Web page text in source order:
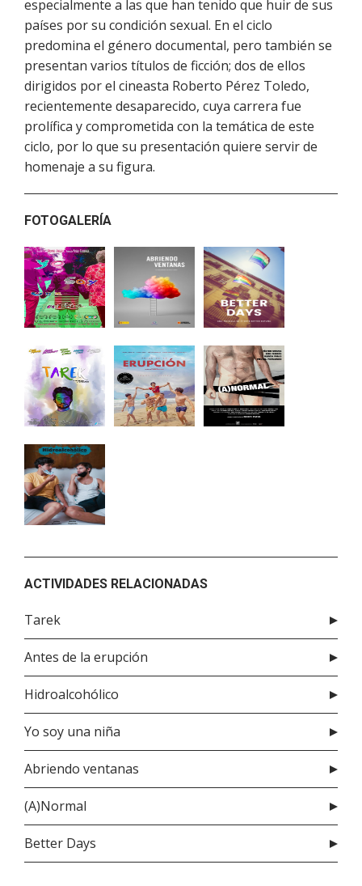
especialmente a las que han tenido que huir de sus
países por su condición sexual. En el ciclo
predomina el género documental, pero también se
presentan varios títulos de ficción; dos de ellos
dirigidos por el cineasta Roberto Pérez Toledo,
recientemente desaparecido, cuya carrera fue
prolífica y comprometida con la temática de este
ciclo, por lo que su presentación quiere servir de
homenaje a su figura.
FOTOGALERÍA
ACTIVIDADES RELACIONADAS
Tarek
Antes de la erupción
Hidroalcohólico
Yo soy una niña
Abriendo ventanas
(A)Normal
Better Days